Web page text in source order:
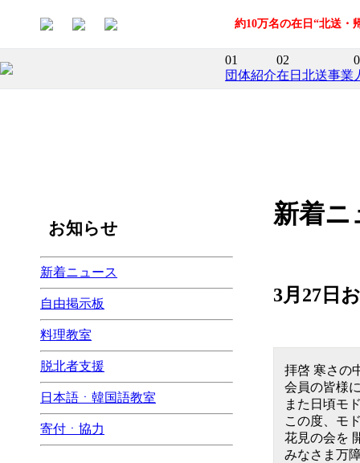
約10万名の在日“北送・
01
団体紹介
02
在日北送事業
お知らせ
新着ニュース
自由掲示板
料理教室
脱北者支援
日本語ㆍ韓国語教室
寄付ㆍ協力
新着ニ
3月27日
拝啓 寒さの
会員の皆様
また日頃モ
この度、モ
花見の会を
みなさま万